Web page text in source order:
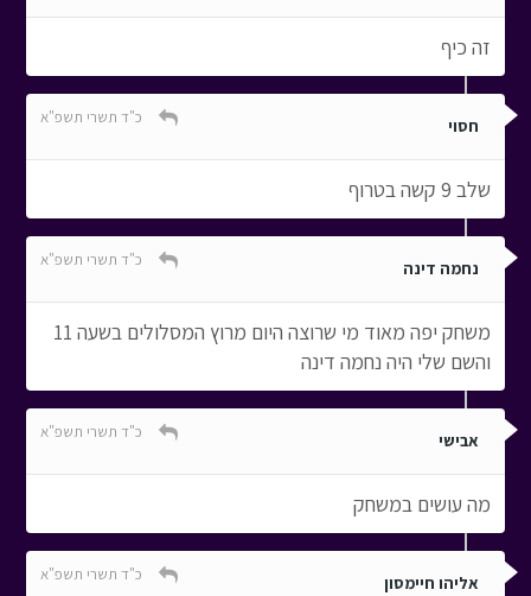
זה כיף
חסוי כ"ד תשרי תשפ"א
שלב 9 קשה בטרוף
נחמה דינה כ"ד תשרי תשפ"א
משחק יפה מאוד מי שרוצה היום מרוץ המסלולים בשעה 11
והשם שלי היה נחמה דינה
אבישי כ"ד תשרי תשפ"א
מה עושים במשחק
אליהו חיימסון כ"ד תשרי תשפ"א